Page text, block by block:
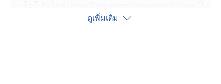
ไวรัล และมียอดวิวพุ่งสูงขึ้นอย่างรวดเร็ว
ดูเพิ่มเติม